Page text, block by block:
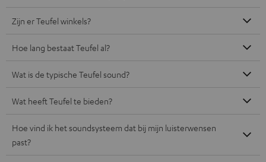
Zijn er Teufel winkels?
Hoe lang bestaat Teufel al?
Wat is de typische Teufel sound?
Wat heeft Teufel te bieden?
Hoe vind ik het soundsysteem dat bij mijn luisterwensen
past?